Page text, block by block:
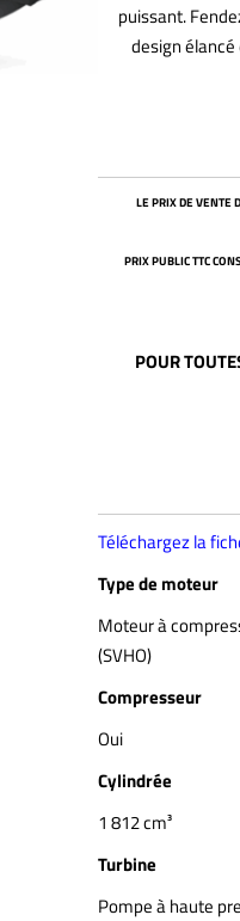
puissant.
design
LE PRIX DE VENTE
PRIX PUBLIC TTC
POUR
Téléchargez la
Type de moteur
Moteur à
(SVHO)
Compresseur
Oui
Cylindrée
1 812 cm³
Turbine
Pompe à haute